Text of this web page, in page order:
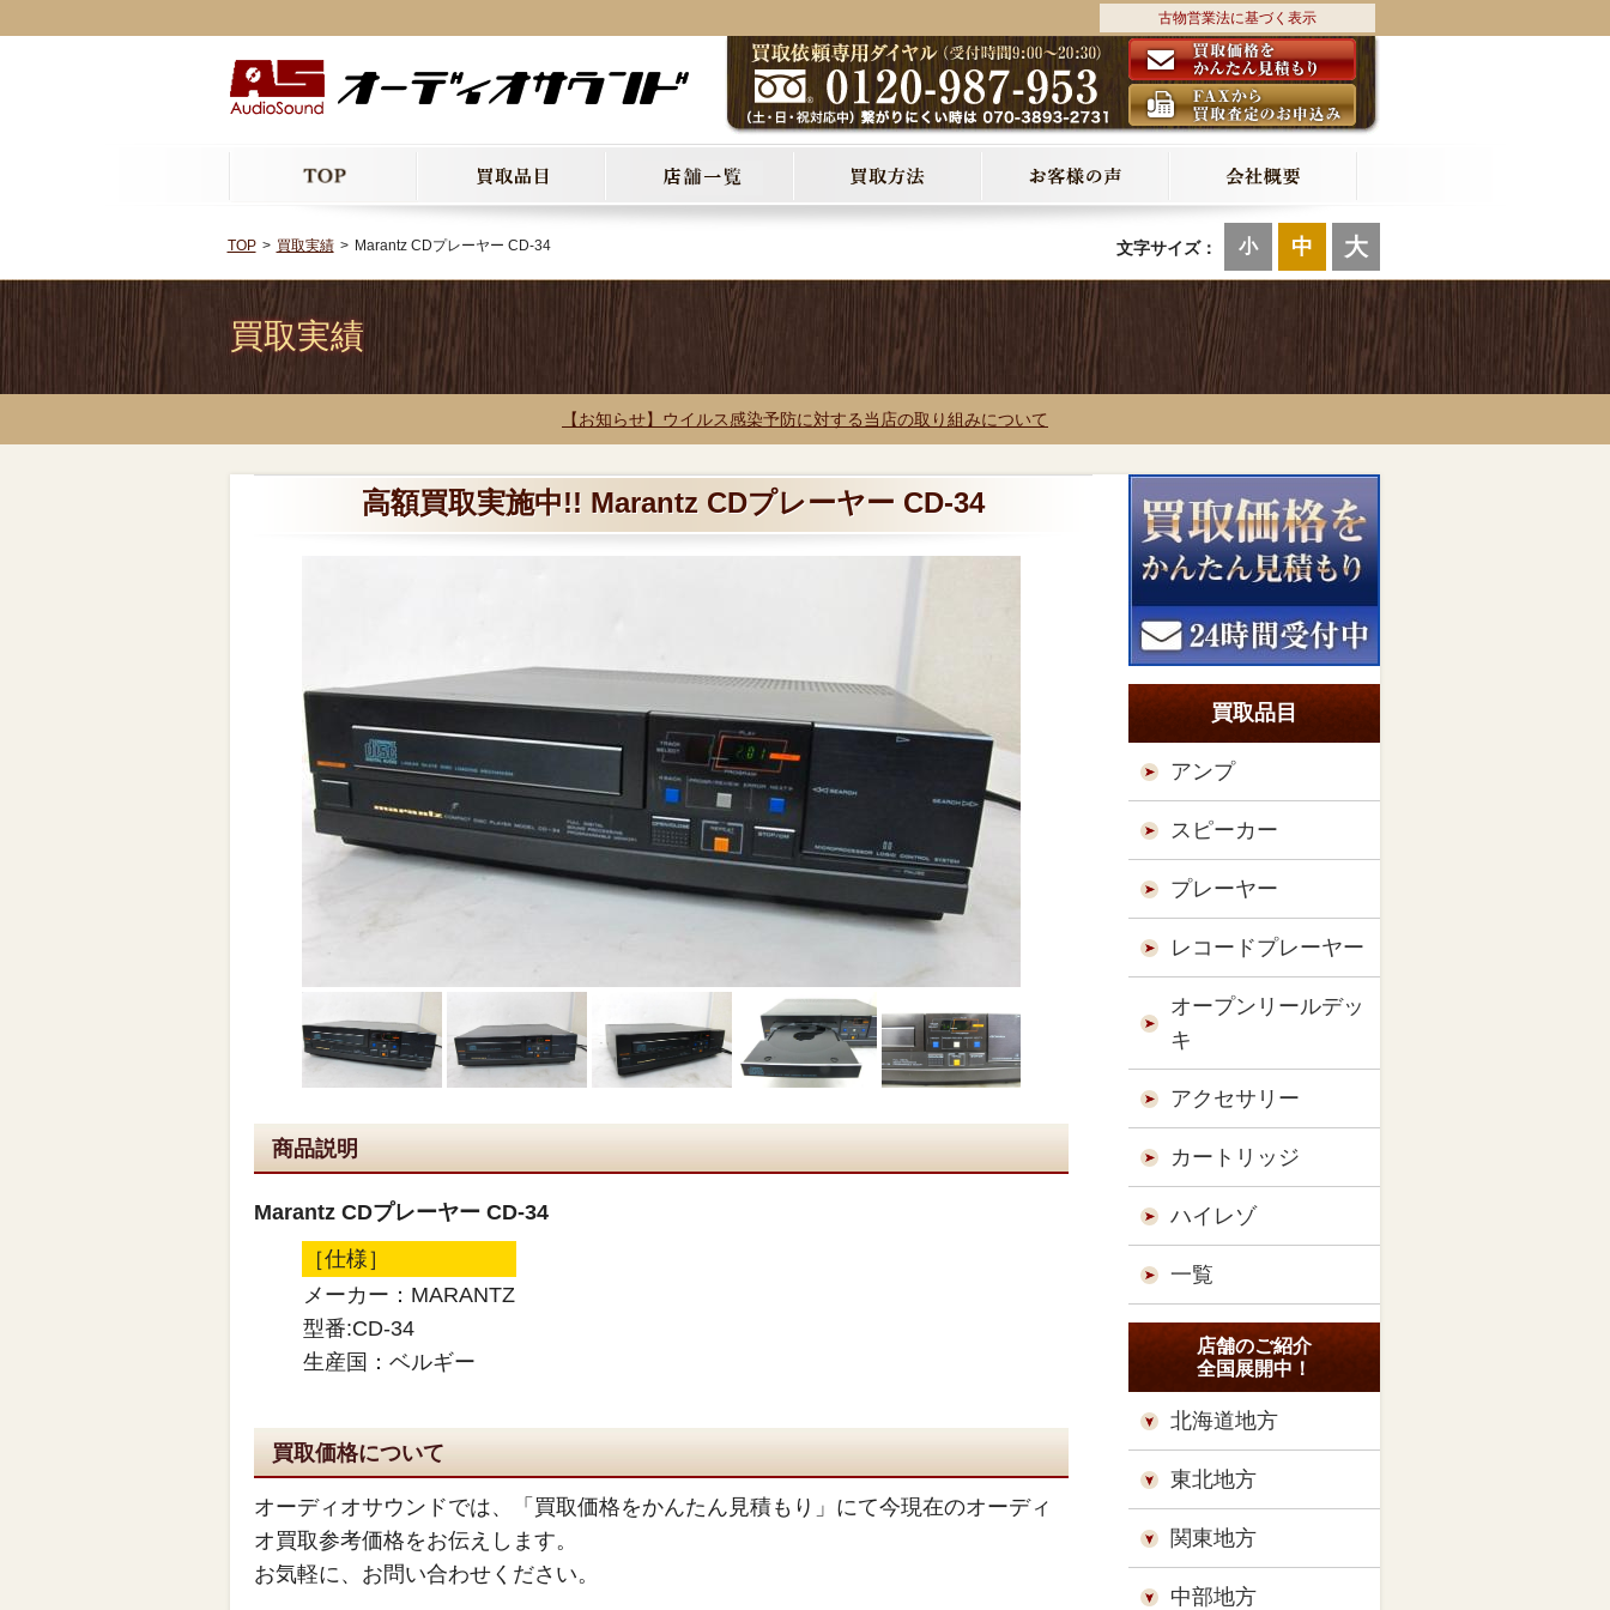
古物営業法に基づく表示
文字サイズ： 小 中 大
TOP 買取実績 Marantz CDプレーヤー CD-34
買取実績
【お知らせ】ウイルス感染予防に対する当店の取り組みについて
高額買取実施中!! Marantz CDプレーヤー CD-34
商品説明
Marantz CDプレーヤー CD-34
［仕様］
メーカー：MARANTZ
型番:CD-34
生産国：ベルギー
買取価格について
オーディオサウンドでは、「買取価格をかんたん見積もり」にて今現在のオーディ
オ買取参考価格をお伝えします。
お気軽に、お問い合わせください。
買取品目
アンプ
スピーカー
プレーヤー
レコードプレーヤー
オープンリールデッ
キ
アクセサリー
カートリッジ
ハイレゾ
一覧
店舗のご紹介
全国展開中！
北海道地方
東北地方
関東地方
中部地方